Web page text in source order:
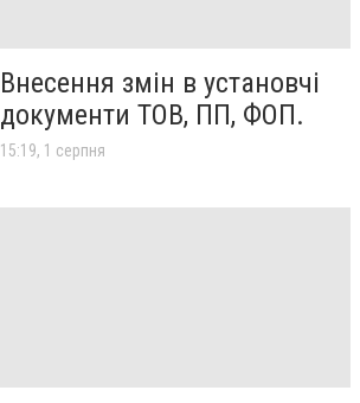
Внесення змін в установчі
документи ТОВ, ПП, ФОП.
15:19, 1 серпня